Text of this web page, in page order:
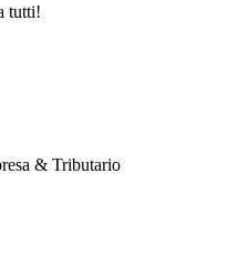
tutti!
& Tributario